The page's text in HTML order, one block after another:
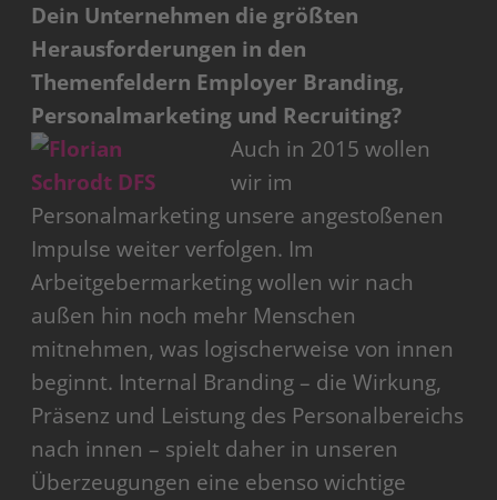
Dein Unternehmen die größten
Herausforderungen in den
Themenfeldern Employer Branding,
Personalmarketing und Recruiting?
Auch in 2015 wollen
wir im
Personalmarketing unsere angestoßenen
Impulse weiter verfolgen. Im
Arbeitgebermarketing wollen wir nach
außen hin noch mehr Menschen
mitnehmen, was logischerweise von innen
beginnt. Internal Branding – die Wirkung,
Präsenz und Leistung des Personalbereichs
nach innen – spielt daher in unseren
Überzeugungen eine ebenso wichtige